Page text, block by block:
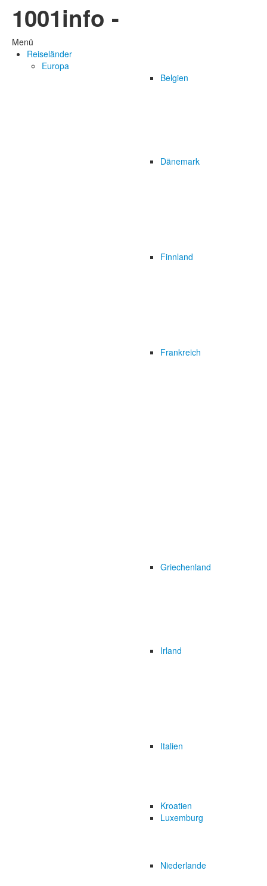
1001info -
Menü
Reiseländer
Europa
Belgien
Dänemark
Finnland
Frankreich
Griechenland
Irland
Italien
Kroatien
Luxemburg
Niederlande